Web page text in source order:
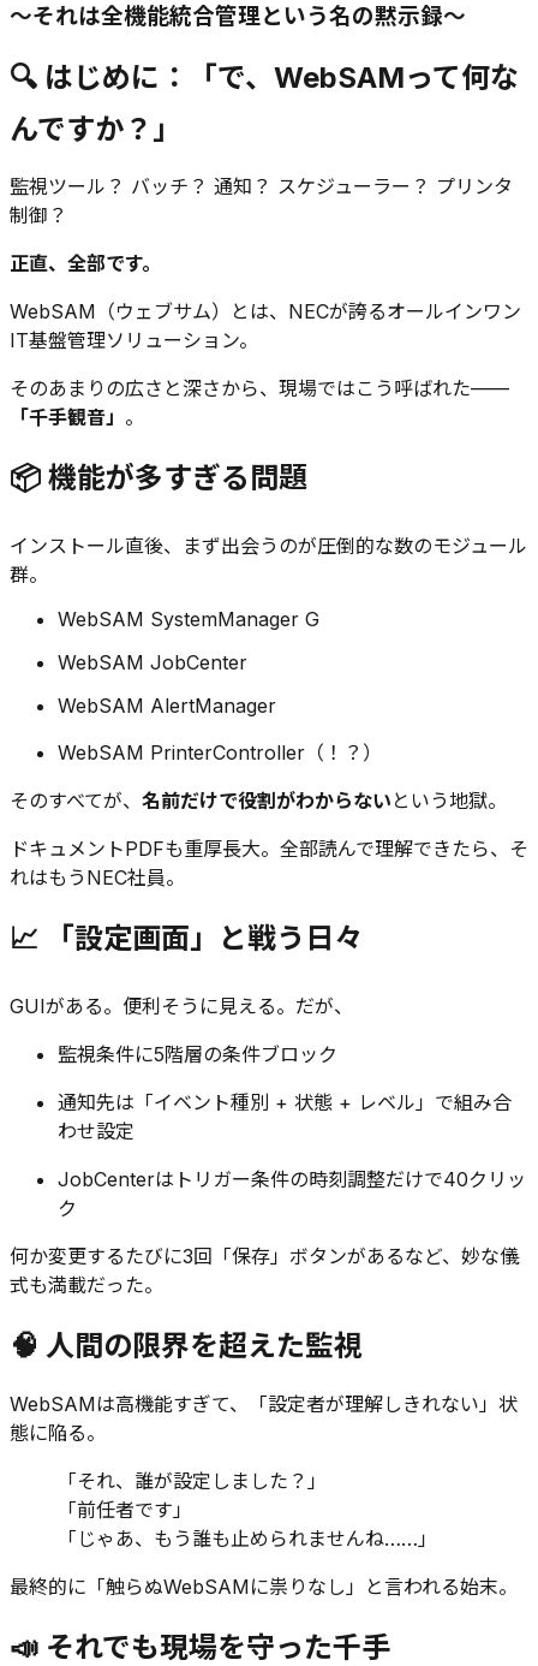
〜それは全機能統合管理という名の黙示録〜
🔍 はじめに：「で、WebSAMって何な
んですか？」
監視ツール？ バッチ？ 通知？ スケジューラー？ プリンタ
制御？
正直、全部です。
WebSAM（ウェブサム）とは、NECが誇るオールインワン
IT基盤管理ソリューション。
そのあまりの広さと深さから、現場ではこう呼ばれた——
「千手観音」 。
📦 機能が多すぎる問題
インストール直後、まず出会うのが圧倒的な数のモジュール
群。
WebSAM SystemManager G
WebSAM JobCenter
WebSAM AlertManager
WebSAM PrinterController（！？）
そのすべてが、 名前だけで役割がわからない という地獄。
ドキュメントPDFも重厚長大。全部読んで理解できたら、そ
れはもうNEC社員。
📈 「設定画面」と戦う日々
GUIがある。便利そうに見える。だが、
監視条件に5階層の条件ブロック
通知先は「イベント種別 + 状態 + レベル」で組み合
わせ設定
JobCenterはトリガー条件の時刻調整だけで40クリッ
ク
何か変更するたびに3回「保存」ボタンがあるなど、妙な儀
式も満載だった。
🧠 人間の限界を超えた監視
WebSAMは高機能すぎて、「設定者が理解しきれない」状
態に陥る。
「それ、誰が設定しました？」
「前任者です」
「じゃあ、もう誰も止められませんね……」
最終的に「触らぬWebSAMに祟りなし」と言われる始末。
📣 それでも現場を守った千手